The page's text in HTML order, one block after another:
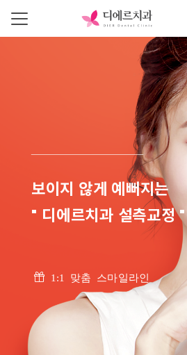
보이지 않게 예뻐지는
" 디에르치과 설측교정 "
1:1 맞춤 스마일라인